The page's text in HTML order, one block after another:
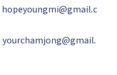
hopeyoungmi@gmail.c
yourchamjong@gmail.